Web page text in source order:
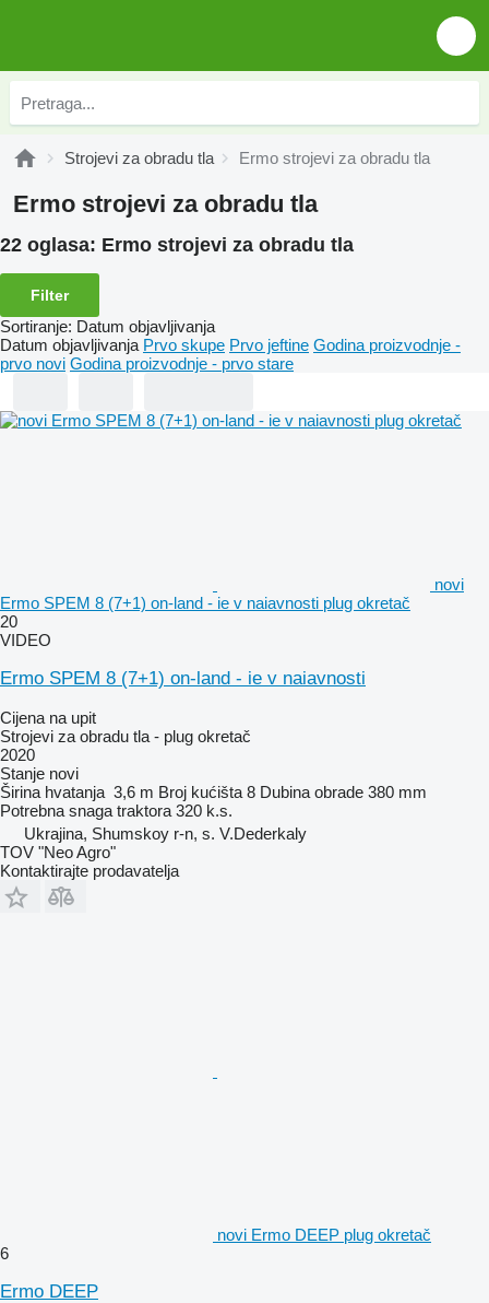
Strojevi za obradu tla Ermo strojevi za obradu tla
Ermo strojevi za obradu tla
22 oglasa: Ermo strojevi za obradu tla
Filter
Sortiranje: Datum objavljivanja
Datum objavljivanja Prvo skupe Prvo jeftine Godina proizvodnje -
prvo novi Godina proizvodnje - prvo stare
novi
Ermo SPEM 8 (7+1) on-land - ie v naiavnosti plug okretač
20
VIDEO
Ermo SPEM 8 (7+1) on-land - ie v naiavnosti
Cijena na upit
Strojevi za obradu tla - plug okretač
2020
Stanje novi
Širina hvatanja 3,6 m Broj kućišta 8 Dubina obrade 380 mm
Potrebna snaga traktora 320 k.s.
Ukrajina, Shumskoy r-n, s. V.Dederkaly
TOV "Neo Agro"
Kontaktirajte prodavatelja
novi Ermo DEEP plug okretač
6
Ermo DEEP